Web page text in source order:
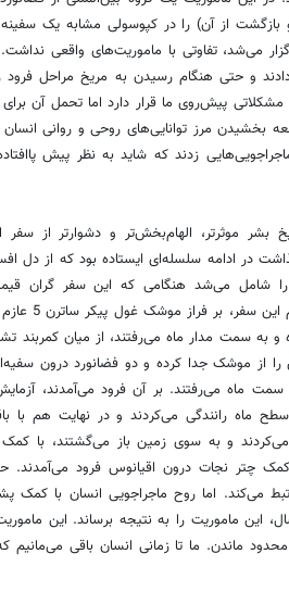
بازگشت از آن) را در کپوسولی مشابه یک
می‌شد، تفاوتی با ماموریت‌های واقعی
پیش‌روی ما قرار دارد اما تحمل آن
بخشیدن مرز توانایی‌های روحی و روانی
زدند که شاید به نظر پیش
بشر موثر‌تر، الهام‌بخش‌تر و دشوار‌تر از
در ادامه سلسله‌ای ایستاده بود که از دل
را شامل می‌شد هنگامی که این سفر
به سمت مدار ماه می‌رفتند، از میان کمربند
از موشک جدا کرده و دو فضا‌نورد درون
ماه می‌رفتند. بر آن فرود می‌آمدند،
سطح ماه رانندگی می‌کردند و در نهایت هم با
می‌کردند و به سوی زمین باز می‌گشتند، با
چتر نجات درون اقیانوس فرود می‌آمدند.
می‌کند. اما روح ماجراجویی انسان با کمک
در کمتر از 10 سال، این ماموریت را به نتیجه
محدود ماندن. ما تا زمانی انسان باقی